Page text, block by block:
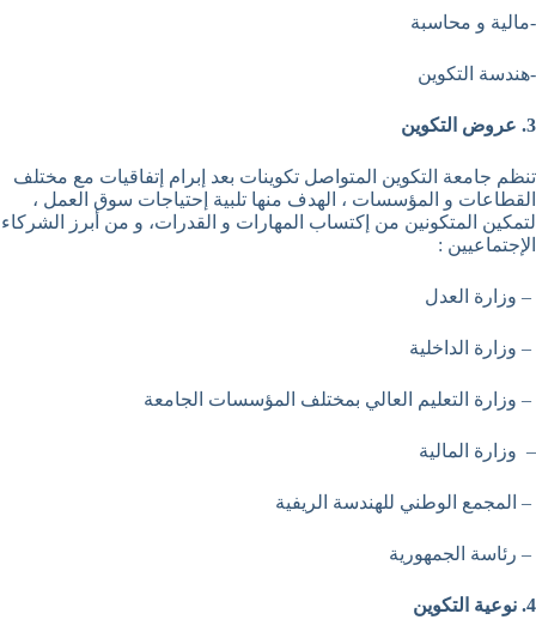
-مالية و محاسبة
-هندسة التكوين
3. عروض التكوين
تنظم جامعة التكوين المتواصل تكوينات بعد إبرام إتفاقيات مع مختلف
القطاعات و المؤسسات ، الهدف منها تلبية إحتياجات سوق العمل ،
لتمكين المتكونين من إكتساب المهارات و القدرات، و من أبرز الشركاء
الإجتماعيين :
– وزارة العدل
– وزارة الداخلية
– وزارة التعليم العالي بمختلف المؤسسات الجامعة
– وزارة المالية
– المجمع الوطني للهندسة الريفية
– رئاسة الجمهورية
4. نوعية التكوين